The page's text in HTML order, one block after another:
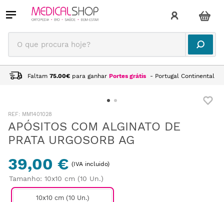
O que procura hoje?
Faltam 75.00€ para ganhar Portes grátis - Portugal Continental
: MM1401028
APÓSITOS COM ALGINATO DE
PRATA URGOSORB AG
39,00 € (IVA incluido)
Tamanho: 10x10 cm (10 Un.)
10x10 cm (10 Un.)